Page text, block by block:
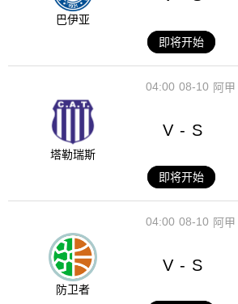
巴伊亚
即将开始
08-10
04:00 阿甲
塔勒瑞斯
V - S
即将开始
08-10
04:00 阿甲
防卫者
V - S